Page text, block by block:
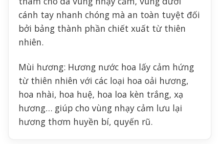
cánh tay nhanh chóng mà an toàn tuyệt đối
bởi bảng thành phần chiết xuất từ thiên
nhiên.
Mùi hương: Hương nước hoa lấy cảm hứng
từ thiên nhiên với các loại hoa oải hương,
hoa nhài, hoa huệ, hoa loa kèn trắng, xạ
hương… giúp cho vùng nhạy cảm lưu lại
hương thơm huyền bí, quyến rũ.